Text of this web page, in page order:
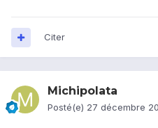
Citer
Michipolata
Posté(e) 27 décembre